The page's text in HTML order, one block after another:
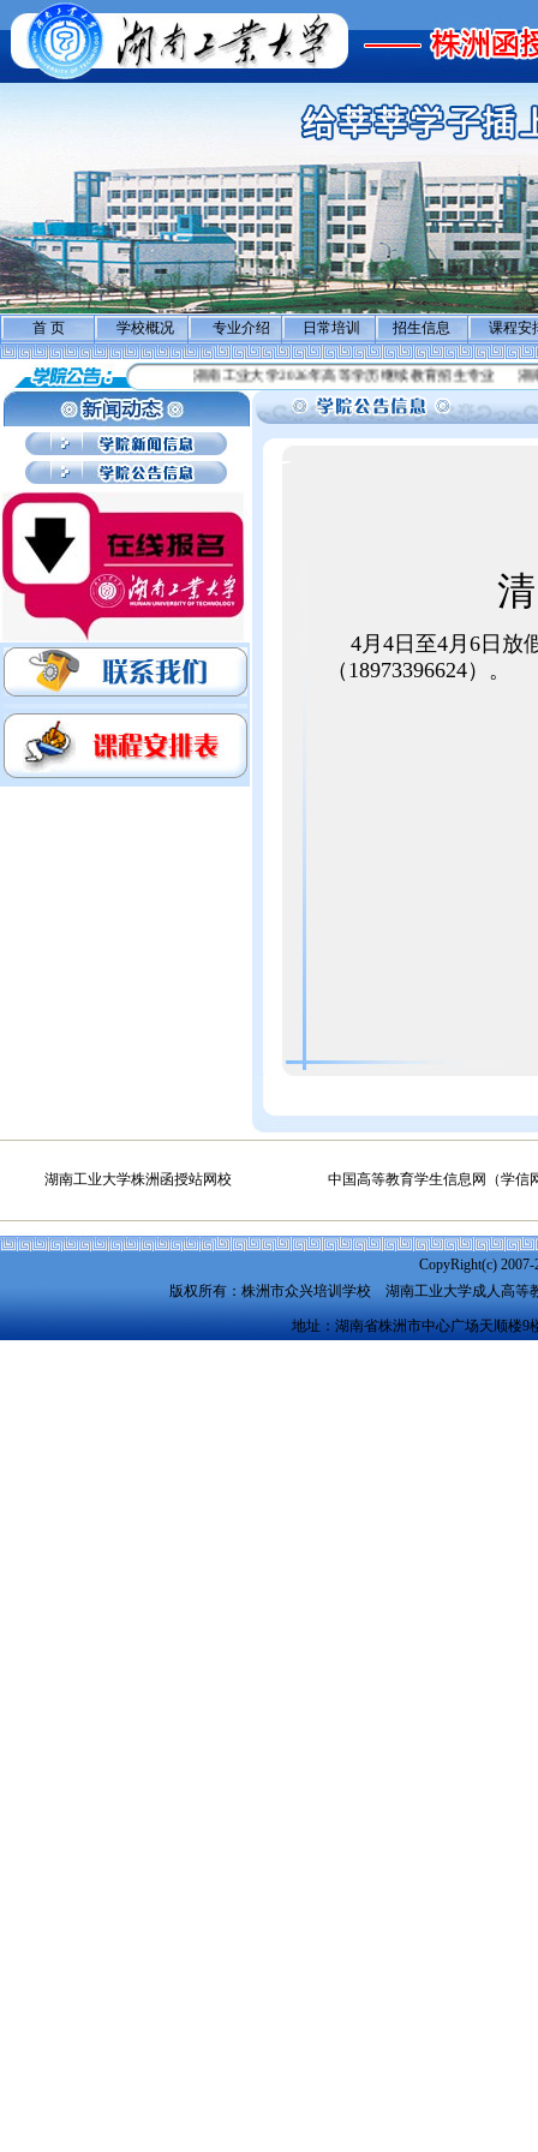
首 页 学校概况 专业介绍 日常培训 招生信息 课程安
湖南工业大学2026年高等学历继续教育招生专业 湖
4月4日至4月6日放
（18973396624）。
湖南工业大学株洲函授站网校 中国高等教育学生信息网（学信
CopyRight(c)
版权所有：株洲市众兴培训学校 湖南工业大学成人高等
地址：湖南省株洲市中心广场天顺楼